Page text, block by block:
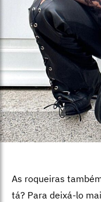
As roqueiras
tá? Para deixá-lo